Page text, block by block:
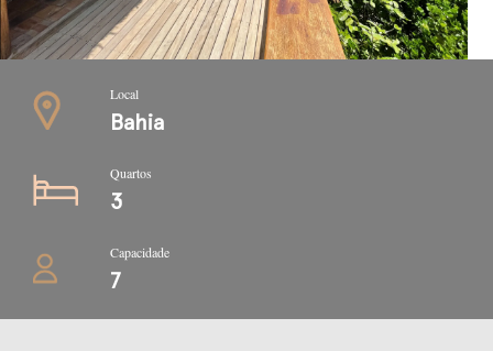
Local
Bahia
Quartos
3
Capacidade
7